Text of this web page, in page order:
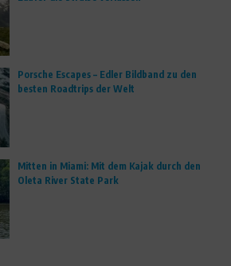
Porsche Escapes – Edler Bildband zu den
besten Roadtrips der Welt
Mitten in Miami: Mit dem Kajak durch den
Oleta River State Park